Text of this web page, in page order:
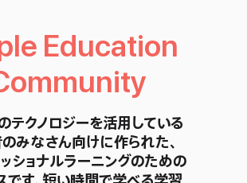
Education
テクノロジーを活用している
みなさん向けに作られた、
ッショナルラーニングのための